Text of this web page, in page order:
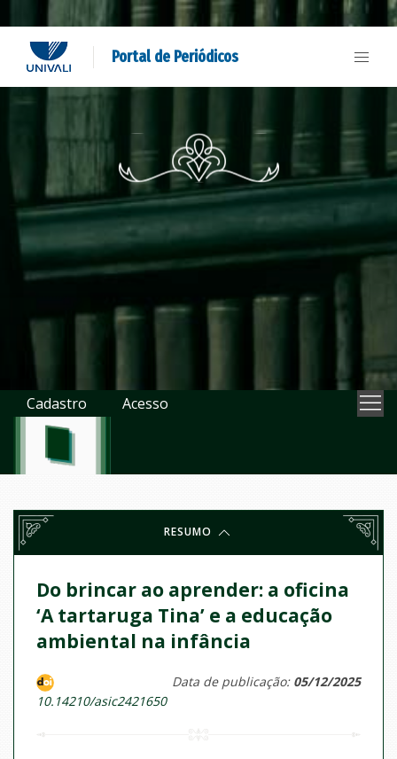
Portal de Periódicos
Cadastro Acesso
RESUMO
Do brincar ao aprender: a oficina
‘A tartaruga Tina’ e a educação
ambiental na infância
10.14210/asic2421650
Data de publicação: 05/12/2025